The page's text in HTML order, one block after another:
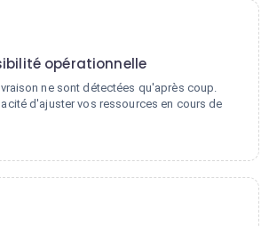
opérationnelle
ne sont détectées qu'après coup.
d'ajuster vos ressources en cours de